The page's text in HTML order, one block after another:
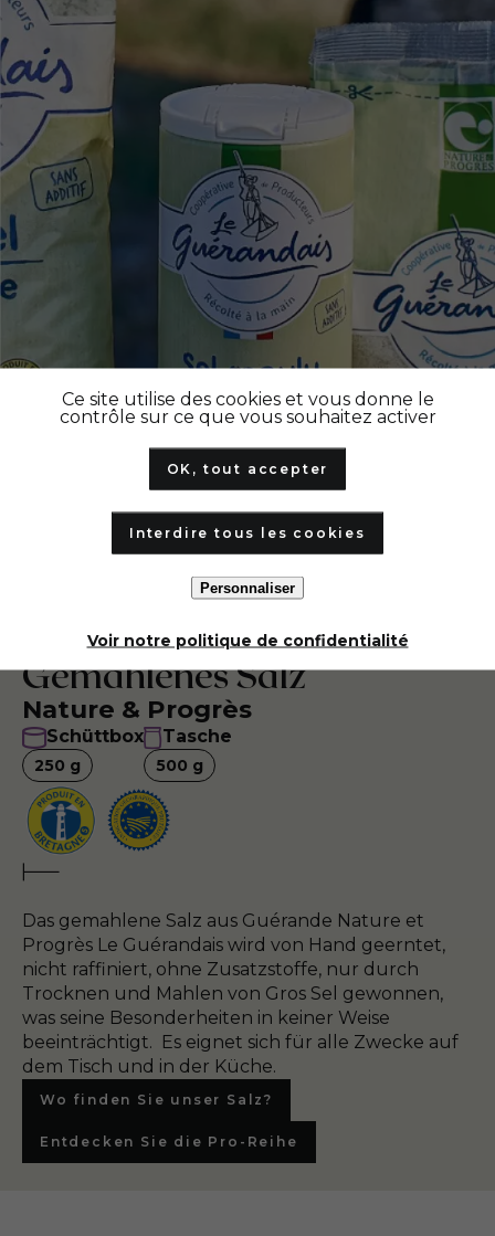
Gemahlenes Salz
Nature & Progrès
Schüttbox
250 g
Tasche
500 g
Das gemahlene Salz aus Guérande Nature et
Progrès Le Guérandais wird von Hand geerntet,
nicht raffiniert, ohne Zusatzstoffe, nur durch
Trocknen und Mahlen von Gros Sel gewonnen,
was seine Besonderheiten in keiner Weise
beeinträchtigt. Es eignet sich für alle Zwecke auf
dem Tisch und in der Küche.
Wo finden Sie unser Salz?
Entdecken Sie die Pro-Reihe
Ce site utilise des cookies et vous donne le
contrôle sur ce que vous souhaitez activer
OK, tout accepter
Interdire tous les cookies
Personnaliser
Voir notre politique de confidentialité